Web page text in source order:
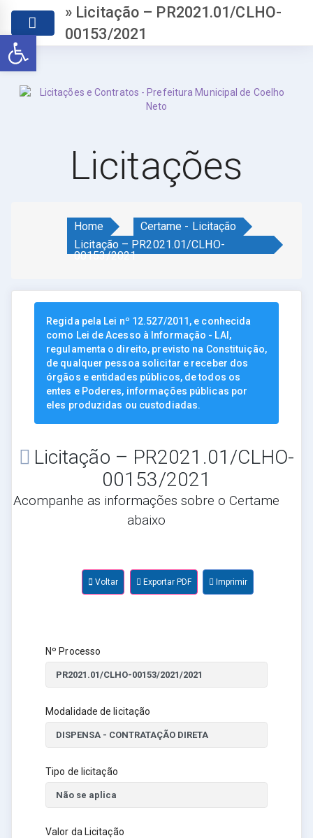
Abrir a barra de ferramentas
» Licitação – PR2021.01/CLHO-
00153/2021
Licitações
Home
Certame - Licitação
Licitação – PR2021.01/CLHO-
00153/2021
Regida pela Lei nº 12.527/2011, e conhecida
como Lei de Acesso à Informação - LAI,
regulamenta o direito, previsto na Constituição,
de qualquer pessoa solicitar e receber dos
órgãos e entidades públicos, de todos os
entes e Poderes, informações públicas por
eles produzidas ou custodiadas.
Licitação – PR2021.01/CLHO-
00153/2021
Acompanhe as informações sobre o Certame
abaixo
Voltar Exportar PDF Imprimir
Nº Processo
Modalidade de licitação
Tipo de licitação
Valor da Licitação